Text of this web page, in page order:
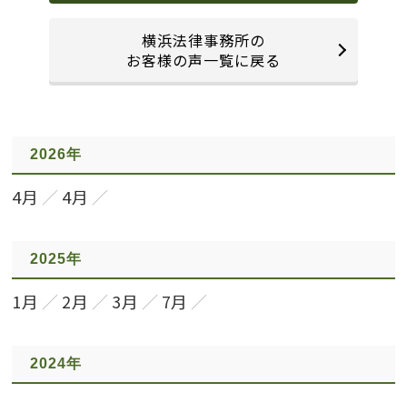
横浜法律事務所の
お客様の声一覧に戻る
2026年
4月 4月
2025年
1月 2月 3月 7月
2024年